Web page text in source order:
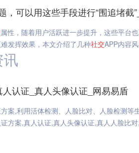
，可以用这些手段进行“围追堵截
属性，随着用户活跃进一步提升，这些平台
发挥效果，本文介绍了几种社交APP内容
认证_真人头像认证_网易易盾
案,利用活体检测、人脸比对、人脸检测等
方案,真人认证,真人头像认证,真人人脸比